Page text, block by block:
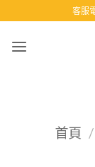
至
客服
首頁 /